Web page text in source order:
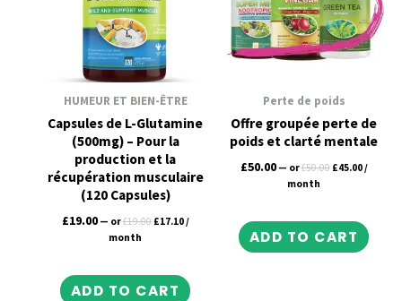
HUMEUR ET BIEN-ÊTRE
Capsules de L-Glutamine
(500mg) – Pour la
production et la
récupération musculaire
(120 Capsules)
£19.00 — or£19.00 £17.10 /
month
ADD TO CART
Perte de poids
Offre groupée perte de
poids et clarté mentale
£50.00 — or£50.00 £45.00 /
month
ADD TO CART